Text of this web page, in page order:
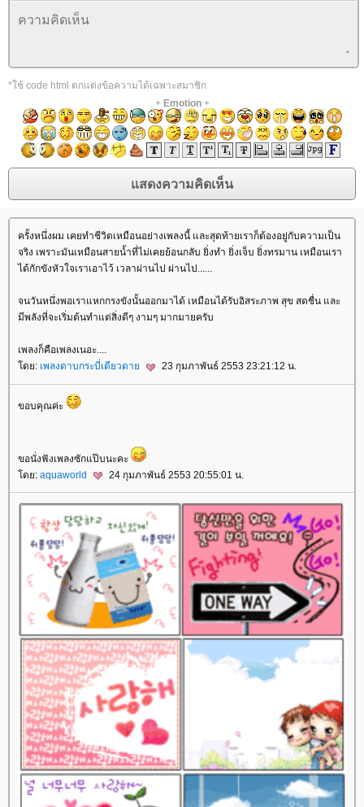
*ใช้ code html ตกแต่งข้อความได้เฉพาะสมาชิก
+ Emotion+
ครั้งหนึ่งผม เคยทำชีวิตเหมือนอย่างเพลงนี้ และสุดท้ายเราก็ต้องอยู่กับความเป็น
จริง เพราะมันเหมือนสายน้ำที่ไม่เคยย้อนกลับ ยิ่งทำ ยิ่งเจ็บ ยิ่งทรมาน เหมือนเรา
ได้กักขังหัวใจเราเอาไว้ เวลาผ่านไป ผ่านไป......
จนวันหนึ่งพอเราแหกกรงขังนั้นออกมาได้ เหมือนได้รับอิสระภาพ สุข สดชื่น และ
มีพลังที่จะเริ่มต้นทำแต่สิ่งดีๆ งามๆ มากมายครับ
เพลงก็คือเพลงเนอะ....
ดย: เพลงดาบกระบี่เดียวดา 23 กุมภาพันธ์ 2553 23:21:12 น.
ขอบคุณค่ะ
ขอนั่งฟังเพลงซักแป๊บนะคะ
ดย: aquaworld 24 กุมภาพันธ์ 2553 20:55:01 น.